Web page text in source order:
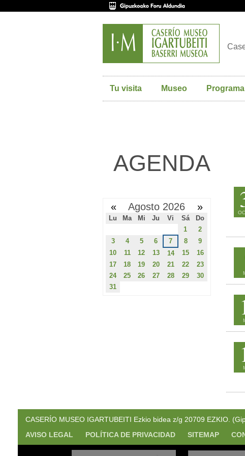
Tu visita Museo Programa
AGENDA
« Agosto 2026 »
Lu Ma Mi Ju Vi Sá
Do
1
2
3
4 5 6 7 8
9
10
11 12 13 14 15
16
17
18 19 20 21 22
23
24
25 26 27 28 29
30
31
CASERÍO MUSEO IGARTUBEITI Ezkio bidea z/g 20709 EZKIO.
AVISO LEGAL
POLÍTICA DE PRIVACIDAD SITEMAP